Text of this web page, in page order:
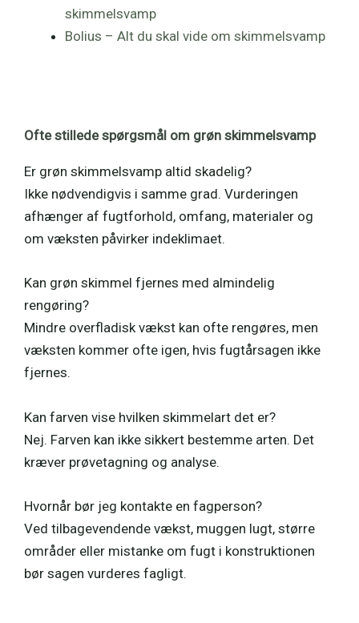
skimmelsvamp
Bolius – Alt du skal vide om skimmelsvamp
Ofte stillede spørgsmål om grøn skimmelsvamp
Er grøn skimmelsvamp altid skadelig?
Ikke nødvendigvis i samme grad. Vurderingen
afhænger af fugtforhold, omfang, materialer og
om væksten påvirker indeklimaet.
Kan grøn skimmel fjernes med almindelig
rengøring?
Mindre overfladisk vækst kan ofte rengøres, men
væksten kommer ofte igen, hvis fugtårsagen ikke
fjernes.
Kan farven vise hvilken skimmelart det er?
Nej. Farven kan ikke sikkert bestemme arten. Det
kræver prøvetagning og analyse.
Hvornår bør jeg kontakte en fagperson?
Ved tilbagevendende vækst, muggen lugt, større
områder eller mistanke om fugt i konstruktionen
bør sagen vurderes fagligt.